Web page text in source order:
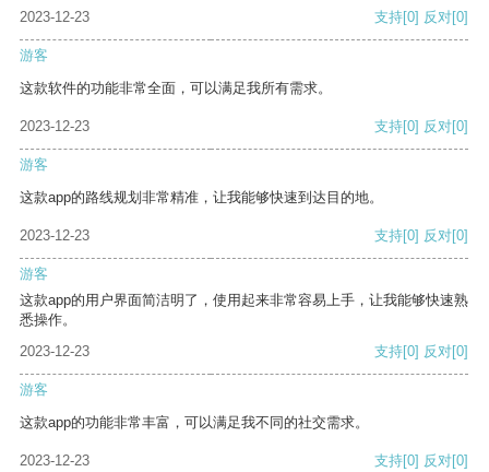
2023-12-23 支持[0] 反对[0]
游客
这款软件的功能非常全面，可以满足我所有需求。
2023-12-23 支持[0] 反对[0]
游客
这款app的路线规划非常精准，让我能够快速到达目的地。
2023-12-23 支持[0] 反对[0]
游客
这款app的用户界面简洁明了，使用起来非常容易上手，让我能够快速熟
悉操作。
2023-12-23
支持[0] 反对[0]
游客
这款app的功能非常丰富，可以满足我不同的社交需求。
2023-12-23 支持[0] 反对[0]